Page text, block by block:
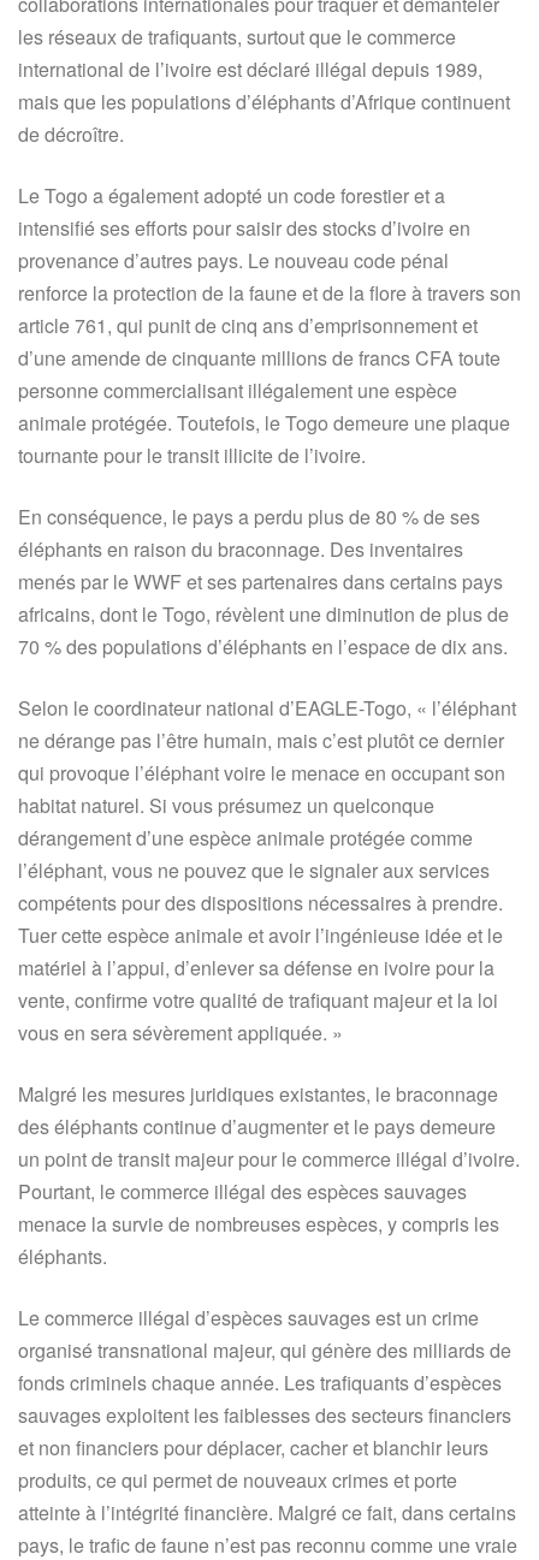
les réseaux de trafiquants, surtout que le commerce
international de l’ivoire est déclaré illégal depuis 1989,
mais que les populations d’éléphants d’Afrique continuent
de décroître.
Le Togo a également adopté un code forestier et a
intensifié ses efforts pour saisir des stocks d’ivoire en
provenance d’autres pays. Le nouveau code pénal
renforce la protection de la faune et de la flore à travers son
article 761, qui punit de cinq ans d’emprisonnement et
d’une amende de cinquante millions de francs CFA toute
personne commercialisant illégalement une espèce
animale protégée. Toutefois, le Togo demeure une plaque
tournante pour le transit illicite de l’ivoire.
En conséquence, le pays a perdu plus de 80 % de ses
éléphants en raison du braconnage. Des inventaires
menés par le WWF et ses partenaires dans certains pays
africains, dont le Togo, révèlent une diminution de plus de
70 % des populations d’éléphants en l’espace de dix ans.
Selon le coordinateur national d’EAGLE-Togo, « l’éléphant
ne dérange pas l’être humain, mais c’est plutôt ce dernier
qui provoque l’éléphant voire le menace en occupant son
habitat naturel. Si vous présumez un quelconque
dérangement d’une espèce animale protégée comme
l’éléphant, vous ne pouvez que le signaler aux services
compétents pour des dispositions nécessaires à prendre.
Tuer cette espèce animale et avoir l’ingénieuse idée et le
matériel à l’appui, d’enlever sa défense en ivoire pour la
vente, confirme votre qualité de trafiquant majeur et la loi
vous en sera sévèrement appliquée. »
Malgré les mesures juridiques existantes, le braconnage
des éléphants continue d’augmenter et le pays demeure
un point de transit majeur pour le commerce illégal d’ivoire.
Pourtant, le commerce illégal des espèces sauvages
menace la survie de nombreuses espèces, y compris les
éléphants.
Le commerce illégal d’espèces sauvages est un crime
organisé transnational majeur, qui génère des milliards de
fonds criminels chaque année. Les trafiquants d’espèces
sauvages exploitent les faiblesses des secteurs financiers
et non financiers pour déplacer, cacher et blanchir leurs
produits, ce qui permet de nouveaux crimes et porte
atteinte à l’intégrité financière. Malgré ce fait, dans certains
pays, le trafic de faune n’est pas reconnu comme une vraie